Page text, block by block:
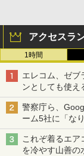
アクセスラ
1時間
エレコム、ゼブ
ンとしても使
も、持ち替えず
警察庁ら、
ーム5社に「な
真や映像を使っ
これぞ着るエ
を冷やす山善の